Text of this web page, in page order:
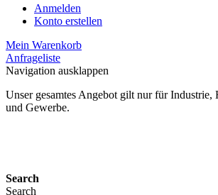
Anmelden
Konto erstellen
Mein Warenkorb
Anfrageliste
Navigation ausklappen
Unser gesamtes Angebot gilt nur für
und Gewerbe.
Search
Search